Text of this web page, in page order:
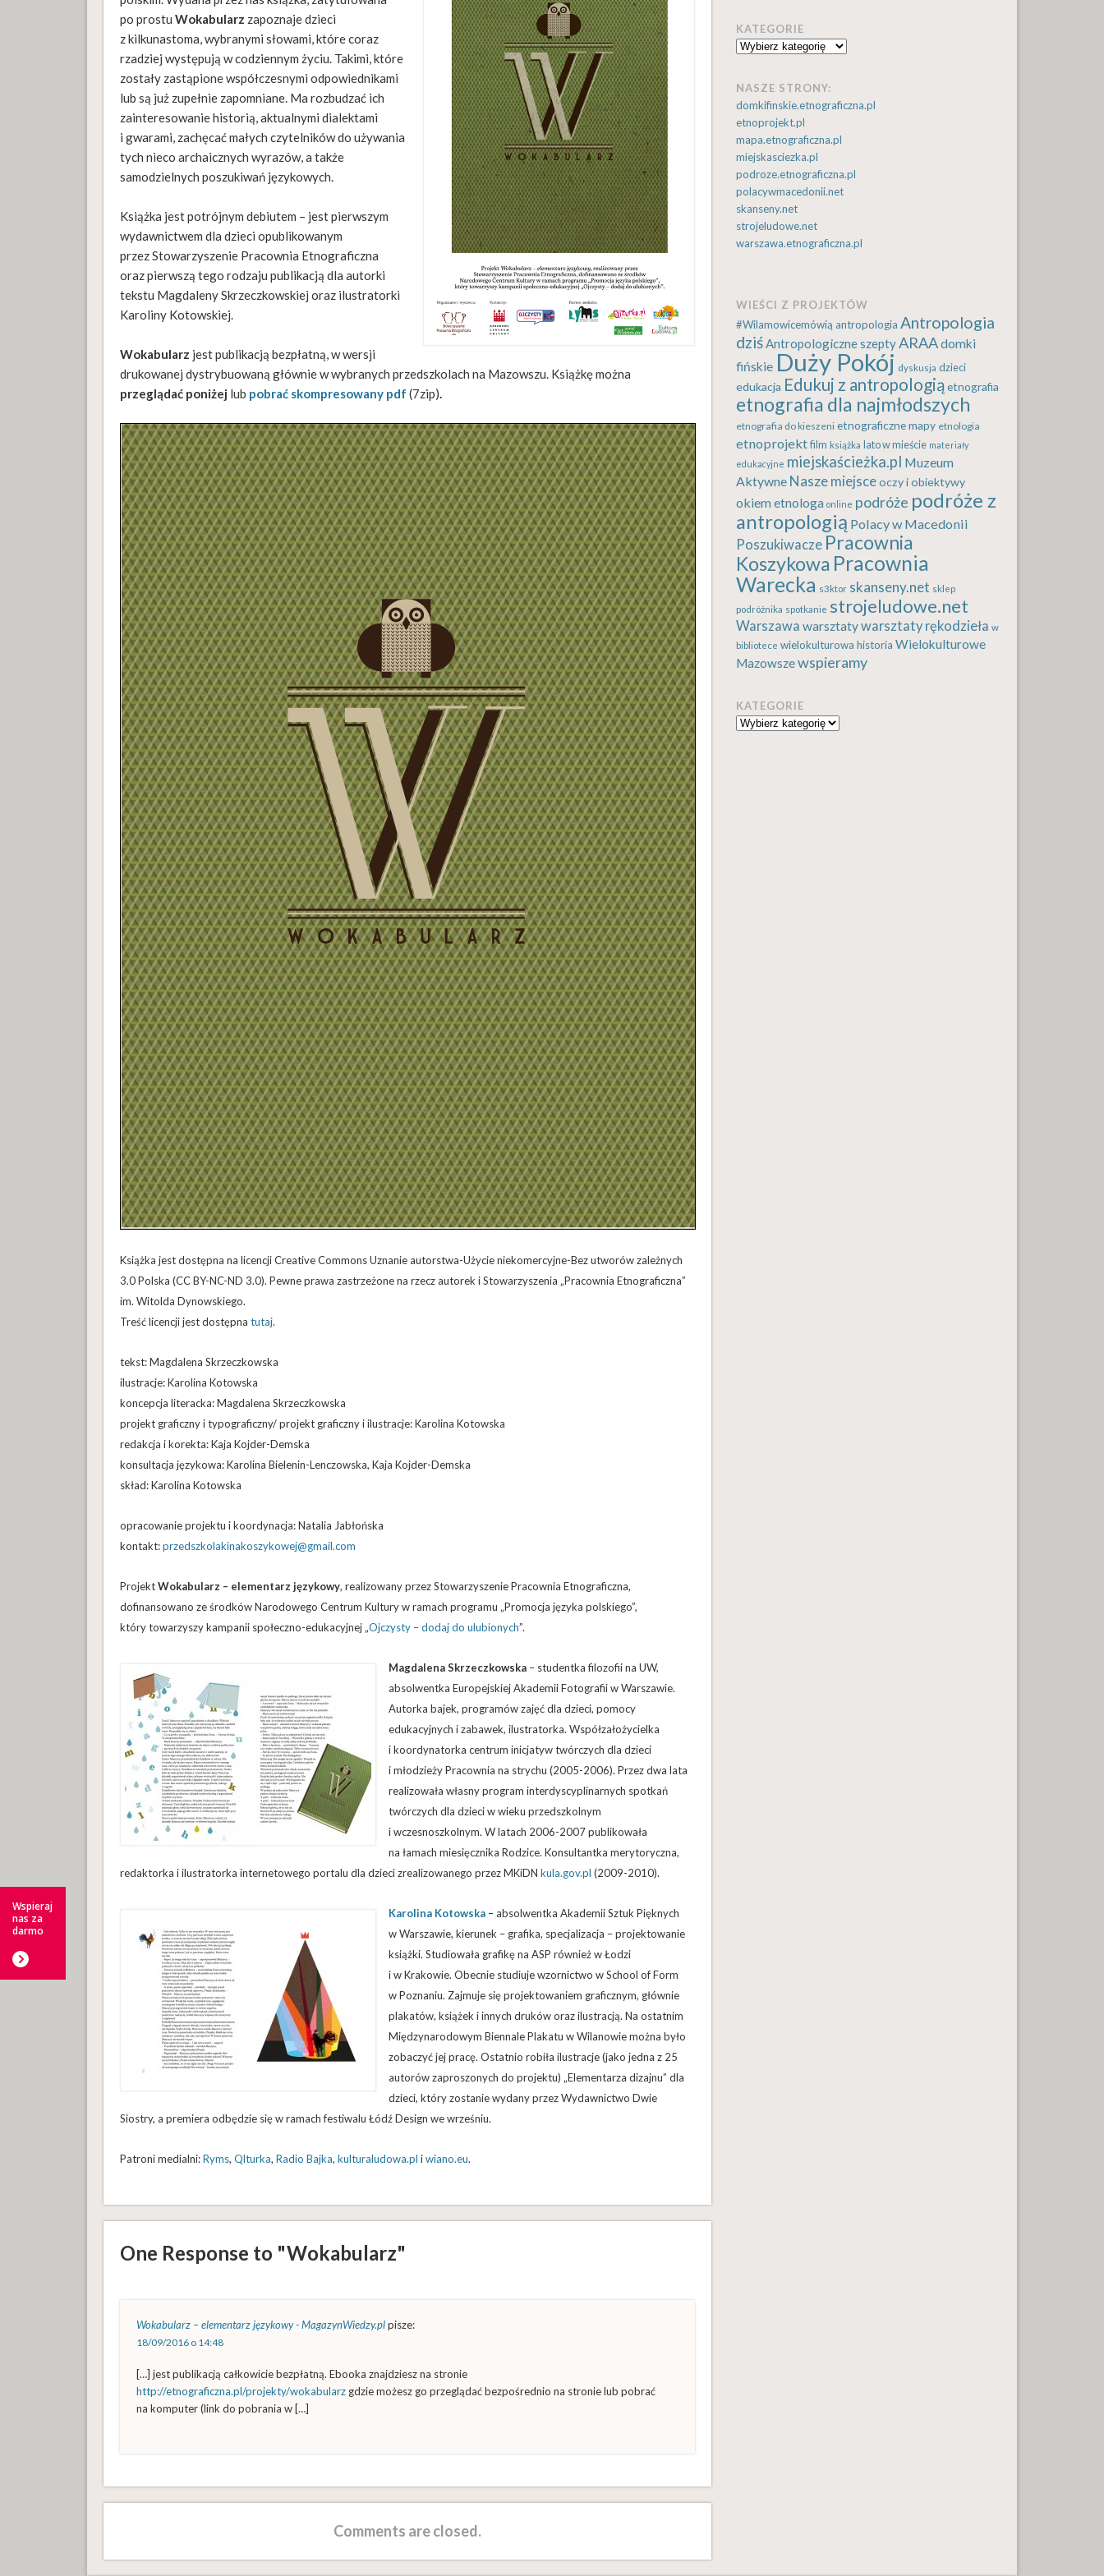
po prostu Wokabularz zapoznaje dzieci
z kilkunastoma, wybranymi słowami, które coraz
rzadziej występują w codziennym życiu. Takimi, które
zostały zastąpione współczesnymi odpowiednikami
lub są już zupełnie zapomniane. Ma rozbudzać ich
zainteresowanie historią, aktualnymi dialektami
i gwarami, zachęcać małych czytelników do używania
tych nieco archaicznych wyrazów, a także
samodzielnych poszukiwań językowych.
Książka jest potrójnym debiutem – jest pierwszym
wydawnictwem dla dzieci opublikowanym
przez Stowarzyszenie Pracownia Etnograficzna
oraz pierwszą tego rodzaju publikacją dla autorki
tekstu Magdaleny Skrzeczkowskiej oraz ilustratorki
Karoliny Kotowskiej.
Wokabularz jest publikacją bezpłatną, w wersji
drukowanej dystrybuowaną głównie w wybranych przedszkolach na Mazowszu. Książkę można
przeglądać poniżej lub pobrać skompresowany pdf (7zip).
Książka jest dostępna na licencji Creative Commons Uznanie autorstwa-Użycie niekomercyjne-Bez utworów zależnych
3.0 Polska (CC BY-NC-ND 3.0). Pewne prawa zastrzeżone na rzecz autorek i Stowarzyszenia „Pracownia Etnograficzna”
im. Witolda Dynowskiego.
Treść licencji jest dostępna tutaj.
tekst: Magdalena Skrzeczkowska
ilustracje: Karolina Kotowska
koncepcja literacka: Magdalena Skrzeczkowska
projekt graficzny i typograficzny/ projekt graficzny i ilustracje: Karolina Kotowska
redakcja i korekta: Kaja Kojder-Demska
konsultacja językowa: Karolina Bielenin-Lenczowska, Kaja Kojder-Demska
skład: Karolina Kotowska
opracowanie projektu i koordynacja: Natalia Jabłońska
kontakt:przedszkolakinakoszykowej@gmail.com
ProjektWokabularz – elementarz językowy, realizowany przez Stowarzyszenie Pracownia Etnograficzna,
dofinansowano ze środków Narodowego Centrum Kultury w ramach programu „Promocja języka polskiego”,
który towarzyszy kampanii społeczno-edukacyjnej „Ojczysty – dodaj do ulubionych”.
Magdalena Skrzeczkowska– studentka filozofii na UW,
absolwentka Europejskiej Akademii Fotografii w Warszawie.
Autorka bajek, programów zajęć dla dzieci, pomocy
edukacyjnych i zabawek, ilustratorka. Współzałożycielka
i koordynatorka centrum inicjatyw twórczych dla dzieci
i młodzieży Pracownia na strychu (2005-2006). Przez dwa lata
realizowała własny program interdyscyplinarnych spotkań
twórczych dla dzieci w wieku przedszkolnym
i wczesnoszkolnym. W latach 2006-2007 publikowała
na łamach miesięcznika Rodzice. Konsultantka merytoryczna,
redaktorka i ilustratorka internetowego portalu dla dzieci zrealizowanego przez MKiDN kula.gov.pl (2009-2010).
Karolina Kotowska– absolwentka Akademii Sztuk Pięknych
w Warszawie, kierunek – grafika, specjalizacja – projektowanie
książki. Studiowała grafikę na ASP również w Łodzi
i w Krakowie. Obecnie studiuje wzornictwo w School of Form
w Poznaniu. Zajmuje się projektowaniem graficznym, głównie
plakatów, książek i innych druków oraz ilustracją. Na ostatnim
Międzynarodowym Biennale Plakatu w Wilanowie można było
zobaczyć jej pracę. Ostatnio robiła ilustracje (jako jedna z 25
autorów zaproszonych do projektu) „Elementarza dizajnu” dla
dzieci, który zostanie wydany przez Wydawnictwo Dwie
Siostry, a premiera odbędzie się w ramach festiwalu Łódź Design we wrześniu.
Patroni medialni:Ryms, Qlturka, Radio Bajka, kulturaludowa.pl iwiano.eu.
One Response to "Wokabularz"
Wokabularz – elementarz językowy - MagazynWiedzy.plpisze:
18/09/2016 o 14:48
[…] jest publikacją całkowicie bezpłatną. Ebooka znajdziesz na stronie
http://etnograficzna.pl/projekty/wokabularzgdzie możesz go przeglądać bezpośrednio na stronie lub pobrać
na komputer (link do pobrania w […]
Comments are closed.
KATEGORIE
Kategorie
NASZE STRONY:
domkifinskie.etnograficzna.pl
etnoprojekt.pl
mapa.etnograficzna.pl
miejskasciezka.pl
podroze.etnograficzna.pl
polacywmacedonii.net
skanseny.net
strojeludowe.net
warszawa.etnograficzna.pl
WIEŚCI Z PROJEKTÓW
#Wilamowicemówią antropologia Antropologia
dziśAntropologiczne szeptyARAAdomki
fińskie Duży Pokój dyskusja dzieci
edukacja Edukuj z antropologiąetnografia
etnografia dla najmłodszych
etnografia do kieszeni etnograficzne mapy etnologia
etnoprojekt film książka lato w mieście materiały
edukacyjne miejskaścieżka.pl Muzeum
Aktywne Nasze miejsceoczy i obiektywy
okiem etnologa online podróże podróże z
antropologią Polacy w Macedonii
Poszukiwacze Pracownia
Koszykowa Pracownia
Warecka s3ktor skanseny.net sklep
podróżnika spotkanie strojeludowe.net
Warszawa warsztatywarsztaty rękodzieła w
bibliotece wielokulturowa historia Wielokulturowe
Mazowszewspieramy
KATEGORIE
Kategorie
Wspieraj
nas za
darmo